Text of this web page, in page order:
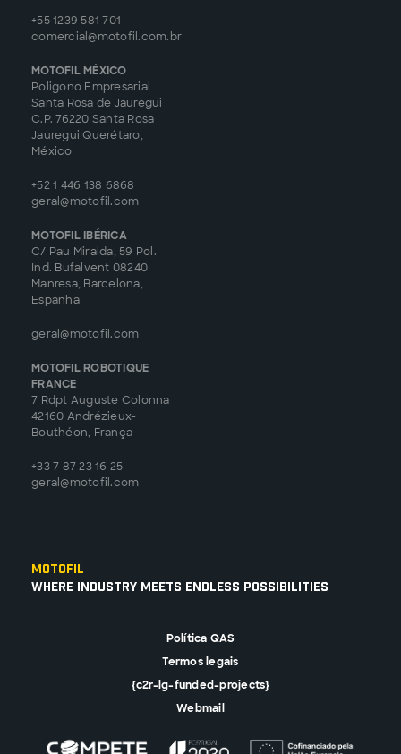
+55 1239 581 701
comercial@motofil.com.br
MOTOFIL MÉXICO
Poligono Empresarial
Santa Rosa de Jauregui
C.P. 76220 Santa Rosa
Jauregui Querétaro,
México
+52 1 446 138 6868
geral@motofil.com
MOTOFIL IBÉRICA
C/ Pau Miralda, 59 Pol.
Ind. Bufalvent 08240
Manresa, Barcelona,
Espanha
geral@motofil.com
MOTOFIL ROBOTIQUE
FRANCE
7 Rdpt Auguste Colonna
42160 Andrézieux-
Bouthéon, França
+33 7 87 23 16 25
geral@motofil.com
Motofil
Where Industry Meets Endless Possibilities
Política QAS
Termos legais
{c2r-lg-funded-projects}
Webmail